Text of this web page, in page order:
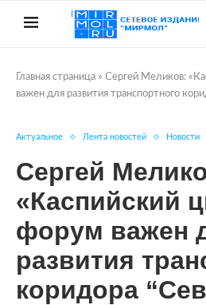
Главная страница » Сергей Меликов:
важен для развития транспортного
Актуальное Лента новостей Новости
Сергей
«Каспийский
форум важен
развития
коридора